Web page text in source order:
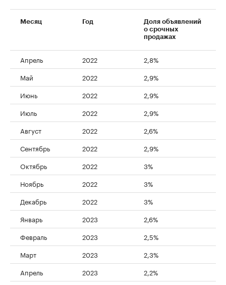
Месяц Год
Доля объявлений
о срочных
продажах
Апрель 2022
2,8%
Май
2022
2,9%
Июнь
2022
2,9%
Июль
2022
2,9%
Август
2022
2,6%
Сентябрь
2022
2,9%
Октябрь
2022
3%
Ноябрь
2022
3%
Декабрь
2022
3%
Январь
2023
2,6%
Февраль
2023
2,5%
Март
2023
2,3%
Апрель
2023 2,2%